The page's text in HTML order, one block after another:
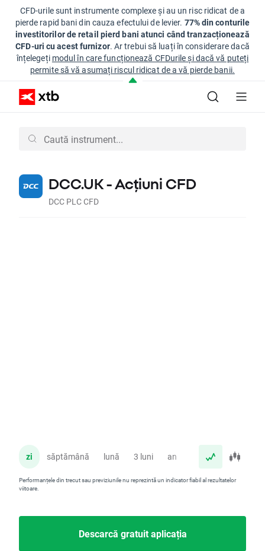
CFD-urile sunt instrumente complexe și au un risc ridicat de a
pierde rapid bani din cauza efectului de levier. 77% din conturile
investitorilor de retail pierd bani atunci când tranzacționează
CFD-uri cu acest furnizor. Ar trebui să luați în considerare dacă
înțelegeți modul în care funcționează CFDurile și dacă vă puteți
permite să vă asumați riscul ridicat de a vă pierde banii.
DCC.UK - Acțiuni CFD
DCC PLC CFD
zi săptămână lună 3 luni an
Performanțele din trecut sau previziunile nu reprezintă un indicator fiabil al rezultatelor
viitoare.
Descarcă gratuit aplicația